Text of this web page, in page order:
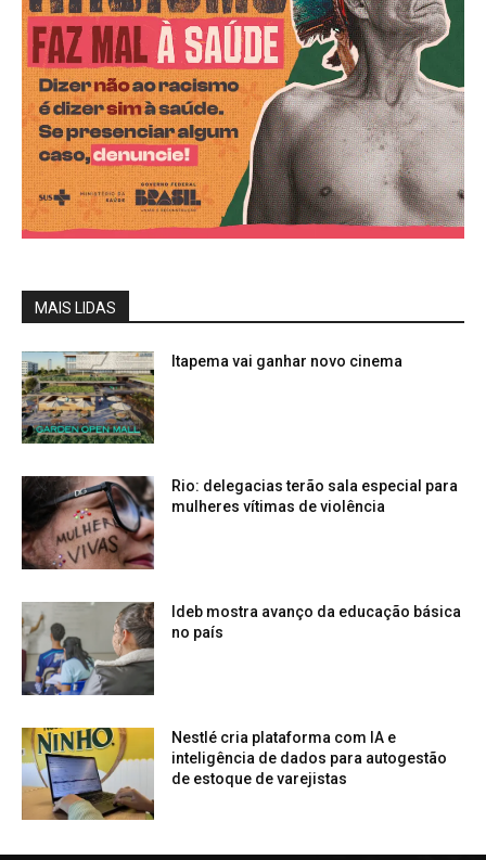
MAIS LIDAS
Itapema vai ganhar novo cinema
Rio: delegacias terão sala especial para
mulheres vítimas de violência
Ideb mostra avanço da educação básica
no país
Nestlé cria plataforma com IA e
inteligência de dados para autogestão
de estoque de varejistas